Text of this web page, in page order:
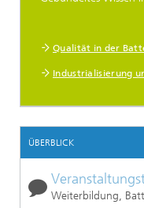
Qualität in der
Industrialisierung
ÜBERBLICK
Weiterbildung,